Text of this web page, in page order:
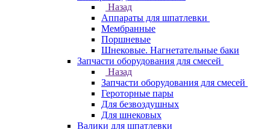
Назад
Аппараты для шпатлевки
Мембранные
Поршневые
Шнековые. Нагнетательные баки
Запчасти оборудования для смесей
Назад
Запчасти оборудования для смесей
Героторные пары
Для безвоздушных
Для шнековых
Валики для шпатлевки